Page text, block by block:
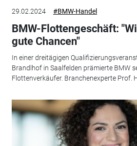
29.02.2024 #BMW-Handel
BMW-Flottengeschäft:
gute Chancen"
In einer dreitägigen
Brandlhof in Saalfelden prämierte BMW
Flottenverkäufer. Branchenexperte Prof.